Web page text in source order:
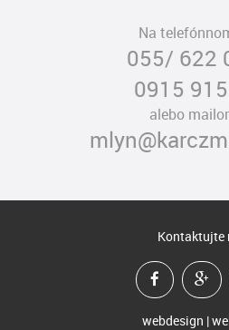
Na
055/ 622
0915
alebo
Kontaktujte
webdesign |